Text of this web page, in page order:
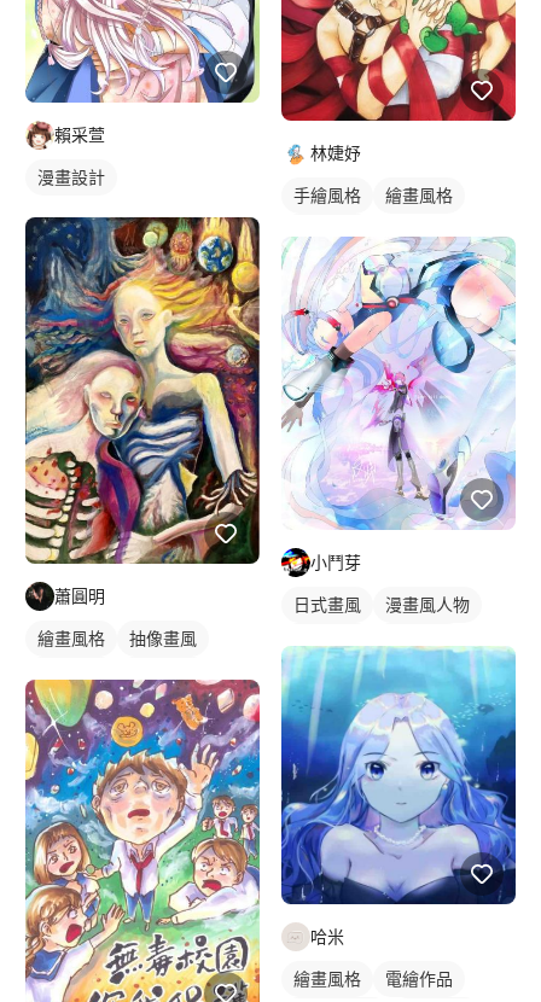
賴采萱
漫畫設計
蕭圓明
繪畫風格
抽像畫風
插畫畫作
林婕妤
手繪風格
繪畫風格
小鬥芽
日式畫風
漫畫風人物
漫畫畫風
人物插畫
哈米
繪畫風格 電繪作品